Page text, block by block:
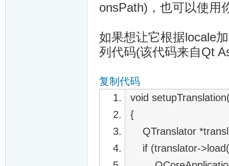
onsPath)，也可以使用
如果想让它根据locale
列代码(该代码来自Qt
复制代码
void
{
QTranslator
if (translator-